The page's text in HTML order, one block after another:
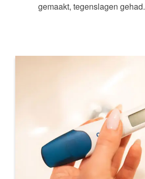
gemaakt, tegenslagen gehad.